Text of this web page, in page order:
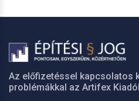
Az előfizetéssel kapcsolatos
problémákkal az Artifex